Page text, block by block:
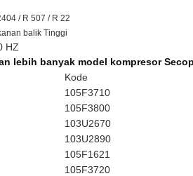
/ R 507 / R 22
balik Tinggi
HZ
lebih banyak model kompresor
Kode
105F3710
105F3800
103U2670
103U2890
105F1621
105F3720